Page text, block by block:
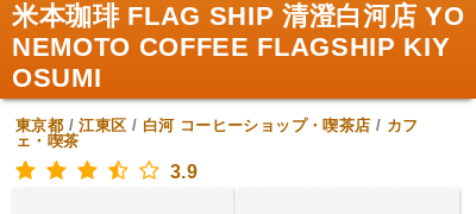
米本珈琲 FLAG SHIP 清澄白河店 YO
NEMOTO COFFEE FLAGSHIP KIY
OSUMI
東京都 /江東区 / 白河 コーヒーショップ・喫茶店 / カフ
ェ・喫茶
3.9